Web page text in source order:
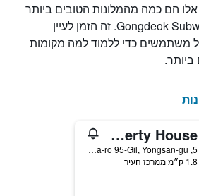
הם כמה מהמלונות הטובים ביותר
לאירוח ליד Gongdeok Subway Station. זה הזמן לעיין
משתמשים כדי ללמוד למה מקומות
ביותר.
Mk Liberty House
5, Cheongpa-ro 95-Gil, Yongsan-gu, סיאול, דרום קוריאה
1.8 ק״מ ממרכז העיר